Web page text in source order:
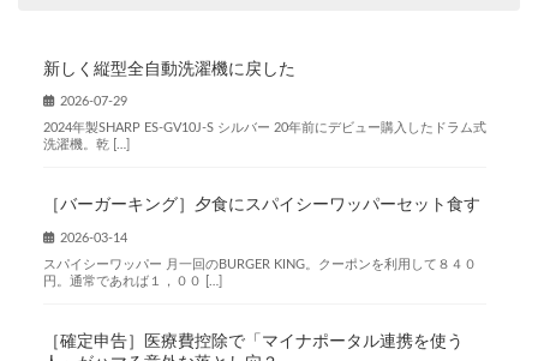
新しく縦型全自動洗濯機に戻した
2026-07-29
2024年製SHARP ES-GV10J-S シルバー 20年前にデビュー購入したドラム式
洗濯機。乾 […]
［バーガーキング］夕食にスパイシーワッパーセット食す
2026-03-14
スパイシーワッパー 月一回のBURGER KING。クーポンを利用して８４０
円。通常であれば１，００ […]
［確定申告］医療費控除で「マイナポータル連携を使う